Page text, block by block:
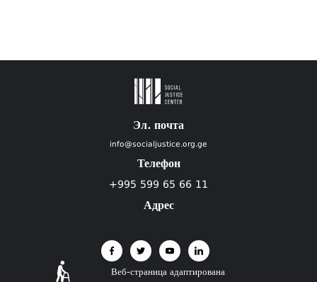
Эл. почта
info@socialjustice.org.ge
Телефон
+995 599 65 66 11
Адрес
Веб-страница адаптирована